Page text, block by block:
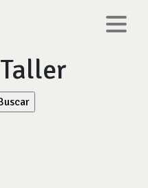
Taller